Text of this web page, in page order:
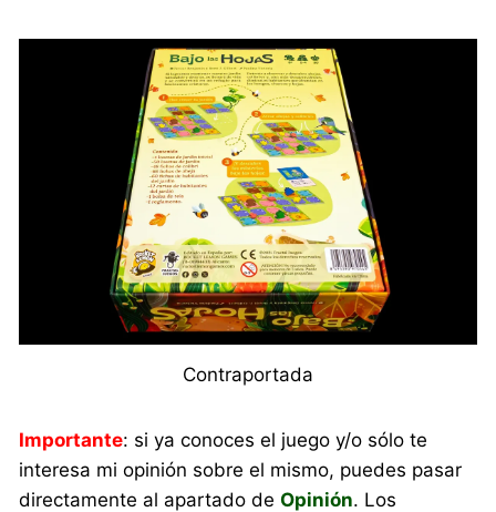
Contraportada
Importante: si ya conoces el juego y/o sólo te
interesa mi opinión sobre el mismo, puedes pasar
directamente al apartado deOpinión. Los